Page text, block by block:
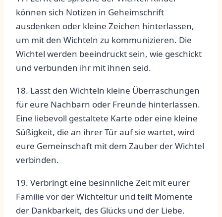
können⁤ sich Notizen in ⁢Geheimschrift
ausdenken oder kleine Zeichen hinterlassen,
um mit den Wichteln zu ⁣kommunizieren.‍ Die⁢
Wichtel werden​ beeindruckt‍ sein, wie geschickt
und verbunden ihr mit ihnen seid.
18. Lasst den⁤ Wichteln kleine Überraschungen
für eure‍ Nachbarn oder Freunde hinterlassen.​
Eine liebevoll ​gestaltete Karte ⁢oder eine kleine
Süßigkeit, die ​an⁢ ihrer⁣ Tür auf sie ⁣wartet, wird
eure Gemeinschaft mit dem Zauber ⁤der Wichtel
verbinden.
19. Verbringt eine besinnliche Zeit mit eurer
Familie vor der Wichteltür und teilt Momente​
der ‌Dankbarkeit, des Glücks und⁤ der Liebe.